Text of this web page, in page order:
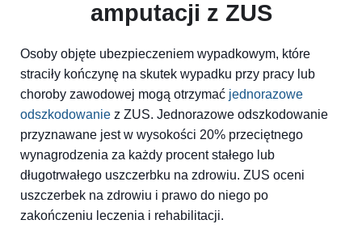
amputacji z ZUS
Osoby objęte ubezpieczeniem wypadkowym, które
straciły kończynę na skutek wypadku przy pracy lub
choroby zawodowej mogą otrzymać jednorazowe
odszkodowanie z ZUS. Jednorazowe odszkodowanie
przyznawane jest w wysokości 20% przeciętnego
wynagrodzenia za każdy procent stałego lub
długotrwałego uszczerbku na zdrowiu. ZUS oceni
uszczerbek na zdrowiu i prawo do niego po
zakończeniu leczenia i rehabilitacji.